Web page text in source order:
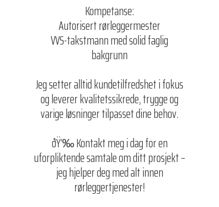
Kompetanse:
Autorisert rørleggermester
VVS-takstmann med solid faglig
bakgrunn
Jeg setter alltid kundetilfredshet i fokus
og leverer kvalitetssikrede, trygge og
varige løsninger tilpasset dine behov.
ðŸ‘‰ Kontakt meg i dag for en
uforpliktende samtale om ditt prosjekt –
jeg hjelper deg med alt innen
rørleggertjenester!